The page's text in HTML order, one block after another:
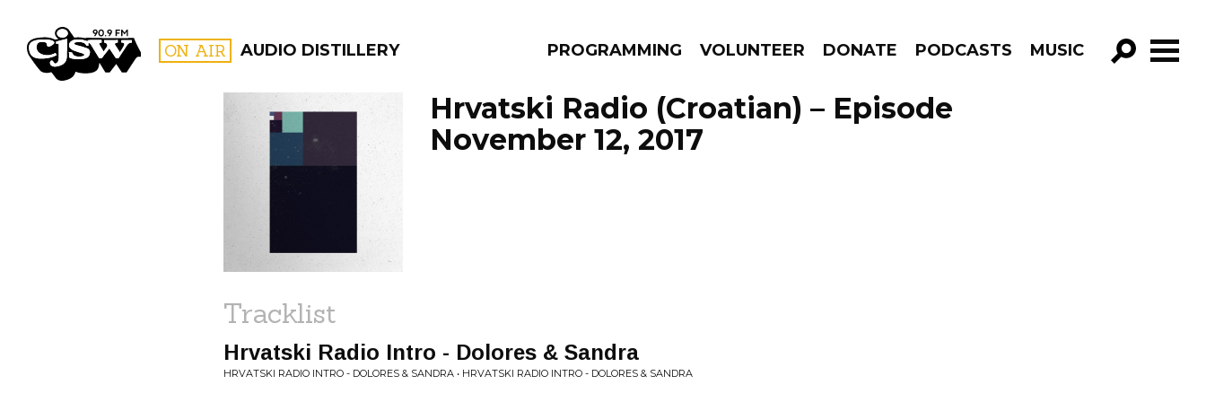
CJSW ON AIR AUDIO DISTILLERY PROGRAMMING VOLUNTEER DONATE PODCASTS MUSIC
GO!
PROGRAMS
Hrvatski Radio (Croatian) – Episode
November 12, 2017
Tracklist
Hrvatski Radio Intro - Dolores & Sandra
HRVATSKI RADIO INTRO - DOLORES & SANDRA • HRVATSKI RADIO INTRO - DOLORES & SANDRA